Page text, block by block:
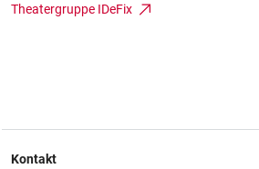
Theatergruppe IDeFix
Kontakt